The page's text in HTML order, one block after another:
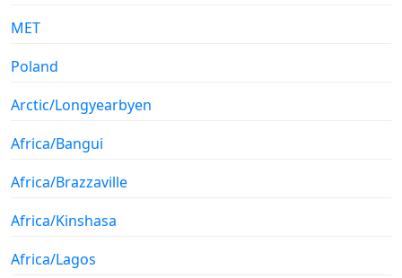
MET
Poland
Arctic/Longyearbyen
Africa/Bangui
Africa/Brazzaville
Africa/Kinshasa
Africa/Lagos